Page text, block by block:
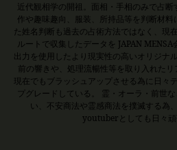
近代観相学の開祖。面相・手相のみで占
作や趣味趣向、服装、所持品等を判断材料
た姓名判断も過去の占術方法ではなく、現
ルートで収集したデータを JAPAN
出力を使用したより現実性の高いオリジナ
前の響きや、処理流暢性等を取り入れたリ
現在でもブラッシュアップさせる為に日々
プグレードしている。 霊・オーラ・前世
い、不安商法や霊感商法を撲滅する為
youtuberとしても日々頑